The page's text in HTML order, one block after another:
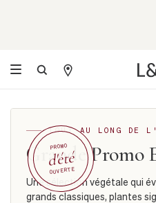
PROMO
d'été
OUVERTE
TOUT AU LONG DE
Grande Promo
Une sélection végétale qui
grands classiques, plantes